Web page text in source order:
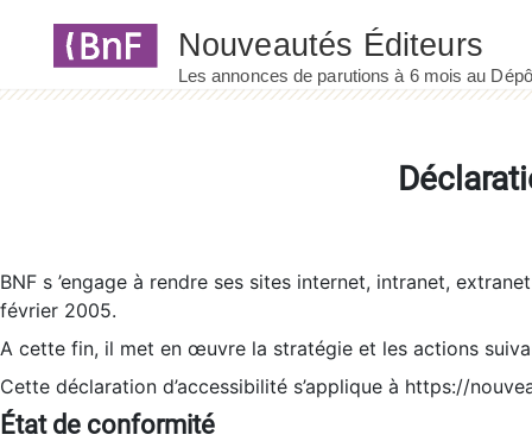
BNF s ’engage à rendre ses sites internet, intranet,
février 2005.
A cette fin, il met en œuvre la stratégie et les actions
Cette déclaration d’accessibilité s’applique à https://
État de conformité